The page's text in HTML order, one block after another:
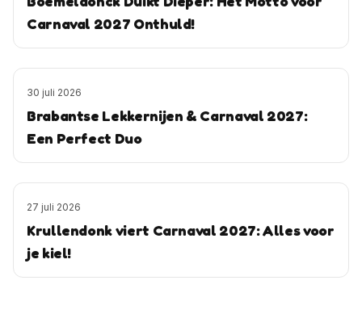
Carnaval 2027 Onthuld!
30 juli 2026
Brabantse Lekkernijen & Carnaval 2027:
Een Perfect Duo
27 juli 2026
Krullendonk viert Carnaval 2027: Alles voor
je kiel!